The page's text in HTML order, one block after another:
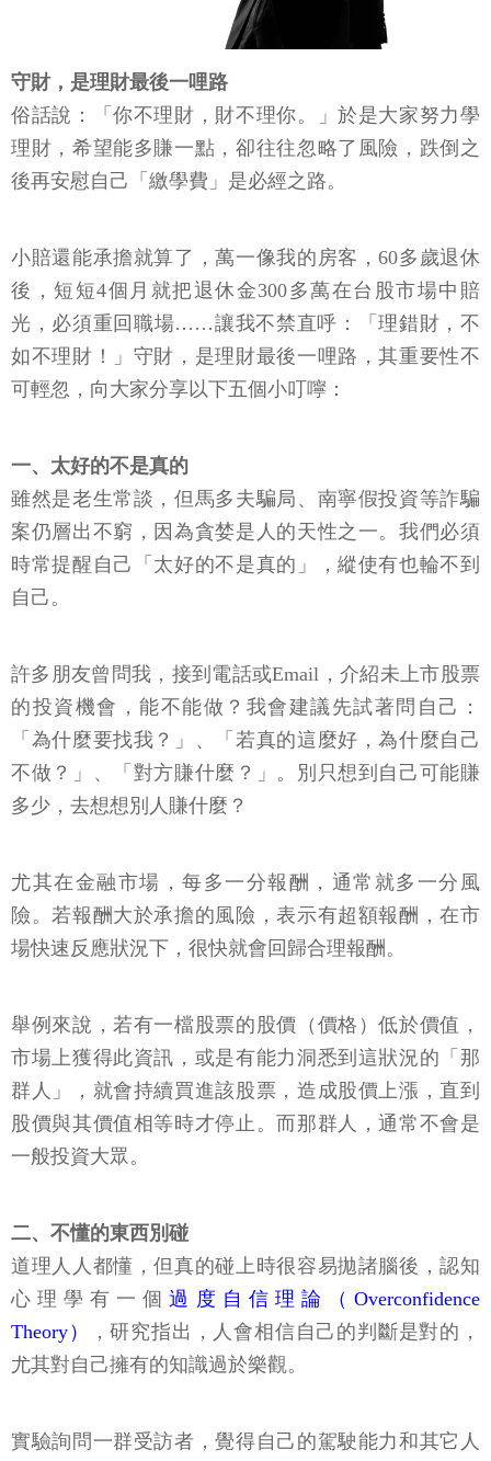
守財，是理財最後一哩路
俗話說：「你不理財，財不理你。」於是大家努力學
理財，希望能多賺一點，卻往往忽略了風險，跌倒之
後再安慰自己「繳學費」是必經之路。
小賠還能承擔就算了，萬一像我的房客，60多歲退休
後，短短4個月就把退休金300多萬在台股市場中賠
光，必須重回職場……讓我不禁直呼：「理錯財，不
如不理財！」守財，是理財最後一哩路，其重要性不
可輕忽，向大家分享以下五個小叮嚀：
一、太好的不是真的
雖然是老生常談，但馬多夫騙局、南寧假投資等詐騙
案仍層出不窮，因為貪婪是人的天性之一。我們必須
時常提醒自己「太好的不是真的」，縱使有也輪不到
自己。
許多朋友曾問我，接到電話或Email，介紹未上市股票
的投資機會，能不能做？我會建議先試著問自己：
「為什麼要找我？」、「若真的這麼好，為什麼自己
不做？」、「對方賺什麼？」。別只想到自己可能賺
多少，去想想別人賺什麼？
尤其在金融市場，每多一分報酬，通常就多一分風
險。若報酬大於承擔的風險，表示有超額報酬，在市
場快速反應狀況下，很快就會回歸合理報酬。
舉例來說，若有一檔股票的股價（價格）低於價值，
市場上獲得此資訊，或是有能力洞悉到這狀況的「那
群人」，就會持續買進該股票，造成股價上漲，直到
股價與其價值相等時才停止。而那群人，通常不會是
一般投資大眾。
二、不懂的東西別碰
道理人人都懂，但真的碰上時很容易拋諸腦後，認知
心理學有一個過度自信理論（Overconfidence
Theory）
，研究指出，人會相信自己的判斷是對的，
尤其對自己擁有的知識過於樂觀。
實驗詢問一群受訪者，覺得自己的駕駛能力和其它人